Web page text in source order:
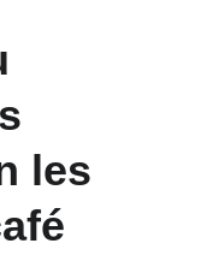
les